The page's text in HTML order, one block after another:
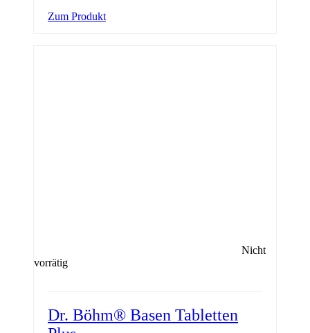
Zum Produkt
Nicht
vorrätig
Dr. Böhm® Basen Tabletten